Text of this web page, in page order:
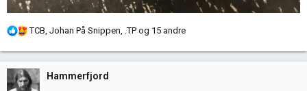
R
k
s
TCB, Johan På Snippen, .TP og 15 andre
Hammerfjord